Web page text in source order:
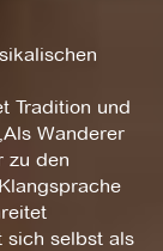
Tradition und
Wanderer
zu den
sich selbst als